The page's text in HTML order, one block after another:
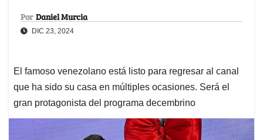
Por Daniel Murcia
DIC 23, 2024
El famoso venezolano está listo para regresar al canal
que ha sido su casa en múltiples ocasiones. Será el
gran protagonista del programa decembrino